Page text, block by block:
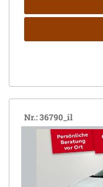
Nr.: 36790_il